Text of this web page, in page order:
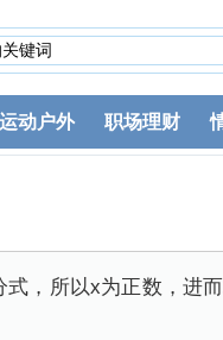
运动户外 职场理财
，所以x为正数，进